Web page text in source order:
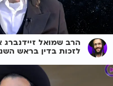
הרב שמואל
לזכות בדין בראש